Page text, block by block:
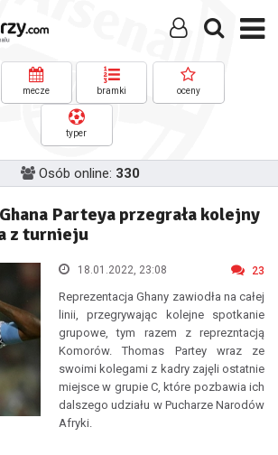
mecze bramki oceny
typer
Osób online: 330
Parteya przegrała kolejny
z turnieju
18.01.2022, 23:08 23
Reprezentacja Ghany zawiodła na całej
linii, przegrywając kolejne spotkanie
grupowe, tym razem z reprezntacją
Komorów. Thomas Partey wraz ze
swoimi kolegami z kadry zajęli ostatnie
miejsce w grupie C, które pozbawia ich
dalszego udziału w Pucharze Narodów
Afryki.